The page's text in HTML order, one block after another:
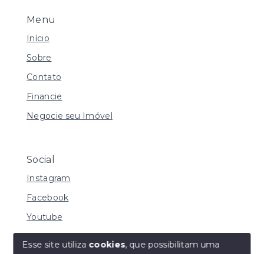
Menu
Início
Sobre
Contato
Financie
Negocie seu Imóvel
Social
Instagram
Facebook
Youtube
Esse site utiliza cookies, que possibilitam uma